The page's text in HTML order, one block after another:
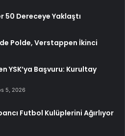
50 Dereceye Yaklaştı
Polde, Verstappen İkinci
YSK’ya Başvuru: Kurultay
5, 2026
Futbol Kulüplerini Ağırlıyor